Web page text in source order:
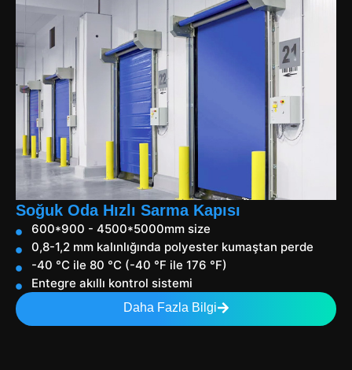
Soğuk Oda Hızlı Sarma Kapısı
600*900 - 4500*5000mm size
0,8-1,2 mm kalınlığında polyester kumaştan perde
-40 °C ile 80 °C (-40 °F ile 176 °F)
Entegre akıllı kontrol sistemi
Daha Fazla Bilgi